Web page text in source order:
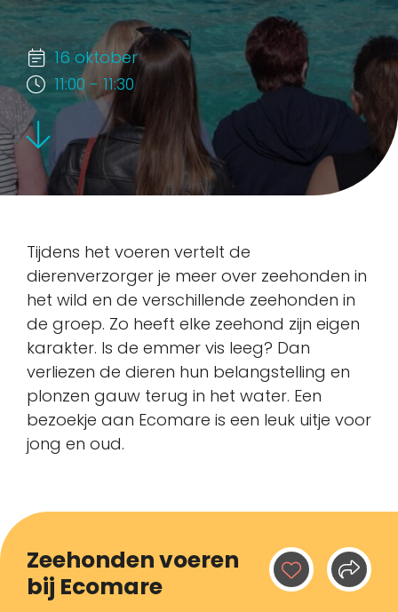
16 oktober
11:00 - 11:30
Zeehonden voeren
bij Ecomare
Tijdens het voeren vertelt de
dierenverzorger je meer over zeehonden in
het wild en de verschillende zeehonden in
de groep. Zo heeft elke zeehond zijn eigen
karakter. Is de emmer vis leeg? Dan
verliezen de dieren hun belangstelling en
plonzen gauw terug in het water. Een
bezoekje aan Ecomare is een leuk uitje voor
jong en oud.